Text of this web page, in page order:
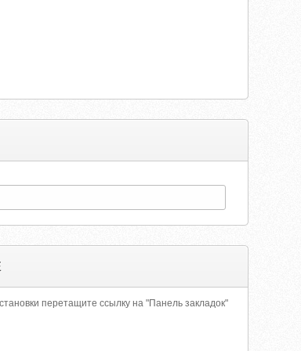
перетащите ссылку на "Панель закладок"